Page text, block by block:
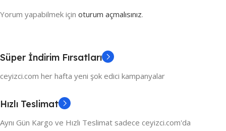
Yorum yapabilmek için oturum açmalısınız.
Süper İndirim Fırsatları
ceyizci.com her hafta yeni şok edici kampanyalar
Hızlı Teslimat
Aynı Gün Kargo ve Hızlı Teslimat sadece ceyizci.com'da